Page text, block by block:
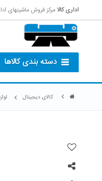
اداری کالامرکز فروش ماشینهای
دسته بندی کالاها
کالای دیجیتال